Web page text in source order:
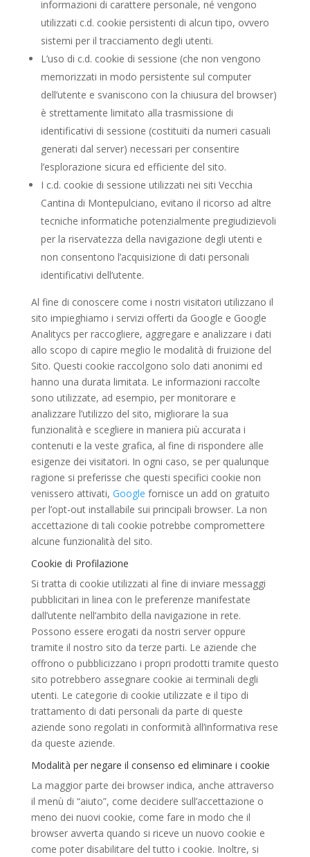
informazioni di carattere personale, né vengono
utilizzati c.d. cookie persistenti di alcun tipo, ovvero
sistemi per il tracciamento degli utenti.
L’uso di c.d. cookie di sessione (che non vengono
memorizzati in modo persistente sul computer
dell’utente e svaniscono con la chiusura del browser)
è strettamente limitato alla trasmissione di
identificativi di sessione (costituiti da numeri casuali
generati dal server) necessari per consentire
l’esplorazione sicura ed efficiente del sito.
I c.d. cookie di sessione utilizzati nei siti Vecchia
Cantina di Montepulciano, evitano il ricorso ad altre
tecniche informatiche potenzialmente pregiudizievoli
per la riservatezza della navigazione degli utenti e
non consentono l’acquisizione di dati personali
identificativi dell’utente.
Al fine di conoscere come i nostri visitatori utilizzano il
sito impieghiamo i servizi offerti da Google e Google
Analitycs per raccogliere, aggregare e analizzare i dati
allo scopo di capire meglio le modalità di fruizione del
Sito. Questi cookie raccolgono solo dati anonimi ed
hanno una durata limitata. Le informazioni raccolte
sono utilizzate, ad esempio, per monitorare e
analizzare l’utilizzo del sito, migliorare la sua
funzionalità e scegliere in maniera più accurata i
contenuti e la veste grafica, al fine di rispondere alle
esigenze dei visitatori. In ogni caso, se per qualunque
ragione si preferisse che questi specifici cookie non
venissero attivati, Google fornisce un add on gratuito
per l’opt-out installabile sui principali browser. La non
accettazione di tali cookie potrebbe compromettere
alcune funzionalità del sito.
Cookie di Profilazione
Si tratta di cookie utilizzati al fine di inviare messaggi
pubblicitari in linea con le preferenze manifestate
dall’utente nell’ambito della navigazione in rete.
Possono essere erogati da nostri server oppure
tramite il nostro sito da terze parti. Le aziende che
offrono o pubblicizzano i propri prodotti tramite questo
sito potrebbero assegnare cookie ai terminali degli
utenti. Le categorie di cookie utilizzate e il tipo di
trattamento di dati personali da parte di queste
aziende sono regolati in conformità all’informativa rese
da queste aziende.
Modalità per negare il consenso ed eliminare i cookie
La maggior parte dei browser indica, anche attraverso
il menù di “aiuto”, come decidere sull’accettazione o
meno dei nuovi cookie, come fare in modo che il
browser avverta quando si riceve un nuovo cookie e
come poter disabilitare del tutto i cookie. Inoltre, si